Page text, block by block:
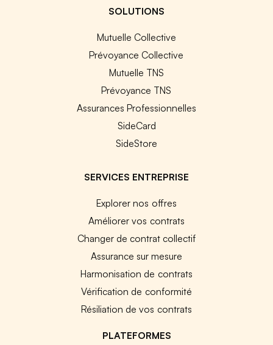
SOLUTIONS
Mutuelle Collective
Prévoyance Collective
Mutuelle TNS
Prévoyance TNS
Assurances Professionnelles
SideCard
SideStore
SERVICES ENTREPRISE
Explorer nos offres
Améliorer vos contrats
Changer de contrat collectif
Assurance sur mesure
Harmonisation de contrats
Vérification de conformité
Résiliation de vos contrats
PLATEFORMES